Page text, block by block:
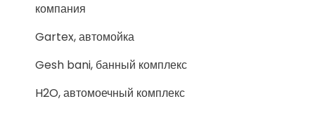
компания
Gartex, автомойка
Gesh bani, банный комплекс
H2O, автомоечный комплекс